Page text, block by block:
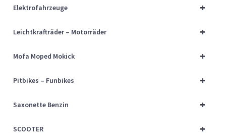
+
Elektrofahrzeuge
+
Leichtkrafträder – Motorräder
+
Mofa Moped Mokick
+
Pitbikes – Funbikes
+
Saxonette Benzin
+
SCOOTER